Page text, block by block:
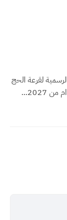
لقرعة الحج
2027...